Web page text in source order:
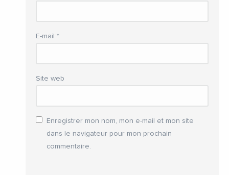
E-mail *
Site web
Enregistrer mon nom, mon e-mail et mon site
dans le navigateur pour mon prochain
commentaire.